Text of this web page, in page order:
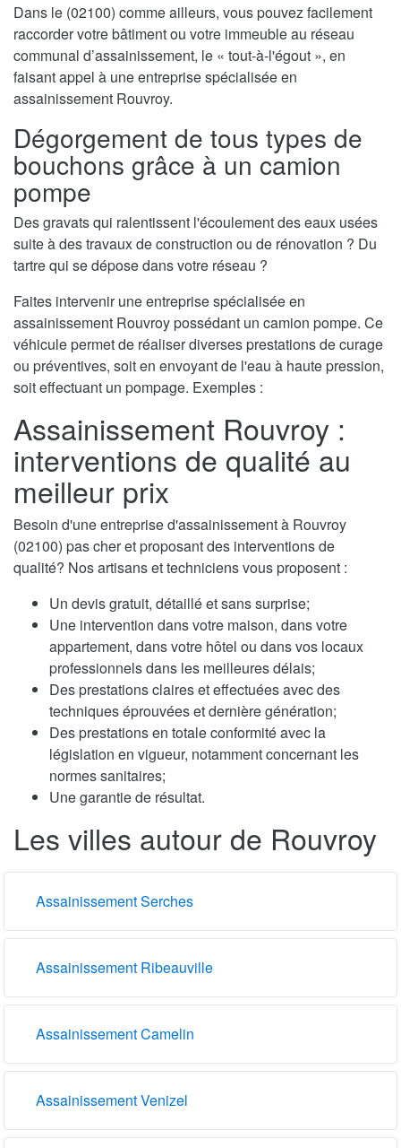
Dans le (02100) comme ailleurs, vous pouvez facilement
raccorder votre bâtiment ou votre immeuble au réseau
communal d’assainissement, le « tout-à-l'égout », en
faisant appel à une entreprise spécialisée en
assainissement Rouvroy.
Dégorgement de tous types de
bouchons grâce à un camion
pompe
Des gravats qui ralentissent l'écoulement des eaux usées
suite à des travaux de construction ou de rénovation ? Du
tartre qui se dépose dans votre réseau ?
Faites intervenir une entreprise spécialisée en
assainissement Rouvroy possédant un camion pompe. Ce
véhicule permet de réaliser diverses prestations de curage
ou préventives, soit en envoyant de l'eau à haute pression,
soit effectuant un pompage. Exemples :
Assainissement Rouvroy :
interventions de qualité au
meilleur prix
Besoin d'une entreprise d'assainissement à Rouvroy
(02100) pas cher et proposant des interventions de
qualité? Nos artisans et techniciens vous proposent :
Un devis gratuit, détaillé et sans surprise;
Une intervention dans votre maison, dans votre
appartement, dans votre hôtel ou dans vos locaux
professionnels dans les meilleures délais;
Des prestations claires et effectuées avec des
techniques éprouvées et dernière génération;
Des prestations en totale conformité avec la
législation en vigueur, notamment concernant les
normes sanitaires;
Une garantie de résultat.
Les villes autour de Rouvroy
Assainissement Serches
Assainissement Ribeauville
Assainissement Camelin
Assainissement Venizel